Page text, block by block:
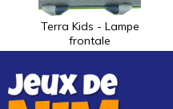
Terra Kids - Lampe
frontale